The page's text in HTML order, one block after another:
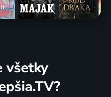
všetky